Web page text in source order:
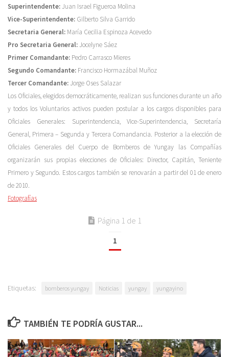
Superintendente:Juan Israel Figueroa Molina
Vice-Superintendente: Gilberto Silva Garrido
Secretaria General: María Cecilia Espinoza Acevedo
Pro Secretaria General:Jocelyne Sáez
Primer Comandante: Pedro Carrasco Mieres
Segundo Comandante: Francisco Hormazábal Muñoz
Tercer Comandante:Jorge Oses Salazar
Los Oficiales, elegidos democráticamente, realizan sus funciones durante un año
y todos los Voluntarios activos pueden postular a los cargos disponibles para
Oficiales Generales: Superintendencia, Vice-Superintendencia, Secretaría
General, Primera – Segunda y Tercera Comandancia. Posterior a la elección de
Oficiales Generales del Cuerpo de Bomberos de Yungay las Compañías
organizarán sus propias elecciones de Oficiales: Director, Capitán, Teniente
Primero y Segundo. Estos cargos también se renovarán a partir del 01 de enero
de 2010.
Fotografías
Página 1 de 1
1
Etiquetas: bomberos yungay Noticias yungay yungayino
TAMBIÉN TE PODRÍA GUSTAR...